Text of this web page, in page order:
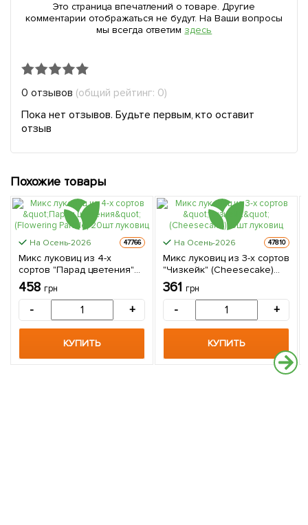
Это страница впечатлений о товаре. Другие
комментарии отображаться не будут. На Ваши вопросы
мы всегда ответим здесь
0 отзывов (общий рейтинг: 0)
Пока нет отзывов. Будьте первым, кто оставит
отзыв
Похожие товары
На Осень-2026 47766
Микс луковиц из 4-х
сортов "Парад цветения"
(Flowering Parade) 20шт
луковиц
458 грн
- +
КУПИТЬ
На Осень-2026 47810
Микс луковиц из 3-х сортов
"Чизкейк" (Cheesecake)
15шт луковиц
361 грн
- +
КУПИТЬ